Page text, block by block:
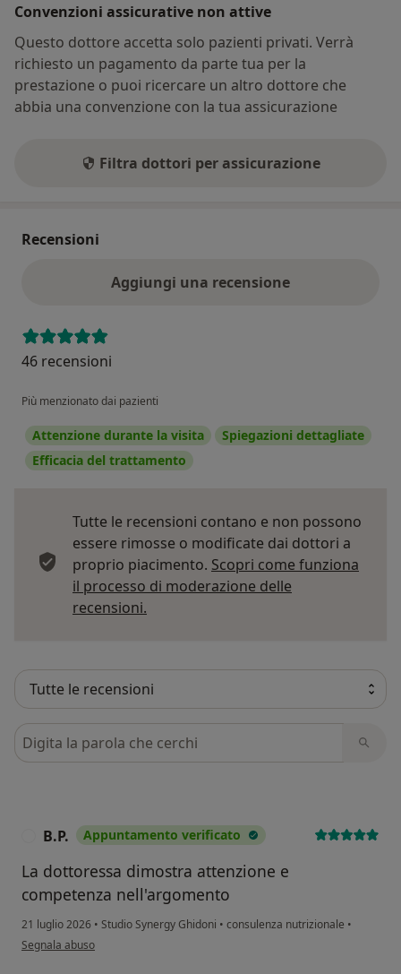
Convenzioni assicurative non attive
Questo dottore accetta solo pazienti privati. Verrà
richiesto un pagamento da parte tua per la
prestazione o puoi ricercare un altro dottore che
abbia una convenzione con la tua assicurazione
Filtra dottori per assicurazione
Recensioni
Aggiungi una recensione
46 recensioni
Più menzionato dai pazienti
Attenzione durante la visita
Spiegazioni dettagliate
Efficacia del trattamento
Tutte le recensioni contano e non possono
essere rimosse o modificate dai dottori a
proprio piacimento. Scopri come funziona
il processo di moderazione delle
recensioni.
Cerca nelle recensioni
B.P. Appuntamento verificato
La dottoressa dimostra attenzione e
competenza nell'argomento
21 luglio 2026 • Studio Synergy Ghidoni • consulenza nutrizionale •
secondo l'opinione dell'utente B.P.
Segnala abuso